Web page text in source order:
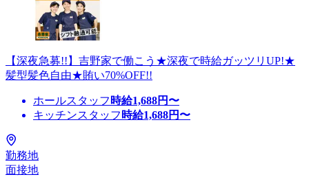
【深夜急募!!】吉野家で働こう★深夜で時給ガッツリUP!★
髪型髪色自由★賄い70%OFF!!
ホールスタッフ 時給1,688円〜
キッチンスタッフ 時給1,688円〜
勤務地
面接地